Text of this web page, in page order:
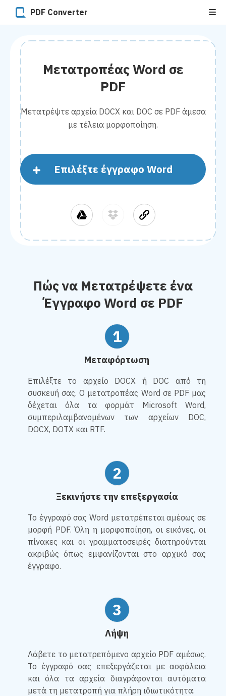
PDF Converter
Μετατροπέας Word σε
PDF
Μετατρέψτε αρχεία DOCX και DOC σε PDF άμεσα
με τέλεια μορφοποίηση.
Επιλέξτε έγγραφο Word
Πώς να Μετατρέψετε ένα
Έγγραφο Word σε PDF
1
Μεταφόρτωση
Επιλέξτε το αρχείο DOCX ή DOC από τη
συσκευή σας. Ο μετατροπέας Word σε PDF μας
δέχεται όλα τα φορμάτ Microsoft Word,
συμπεριλαμβανομένων των αρχείων DOC,
DOCX, DOTX και RTF.
2
Ξεκινήστε την επεξεργασία
Το έγγραφό σας Word μετατρέπεται αμέσως σε
μορφή PDF. Όλη η μορφοποίηση, οι εικόνες, οι
πίνακες και οι γραμματοσειρές διατηρούνται
ακριβώς όπως εμφανίζονται στο αρχικό σας
έγγραφο.
3
Λήψη
Λάβετε το μετατρεπόμενο αρχείο PDF αμέσως.
Το έγγραφό σας επεξεργάζεται με ασφάλεια
και όλα τα αρχεία διαγράφονται αυτόματα
μετά τη μετατροπή για πλήρη ιδιωτικότητα.